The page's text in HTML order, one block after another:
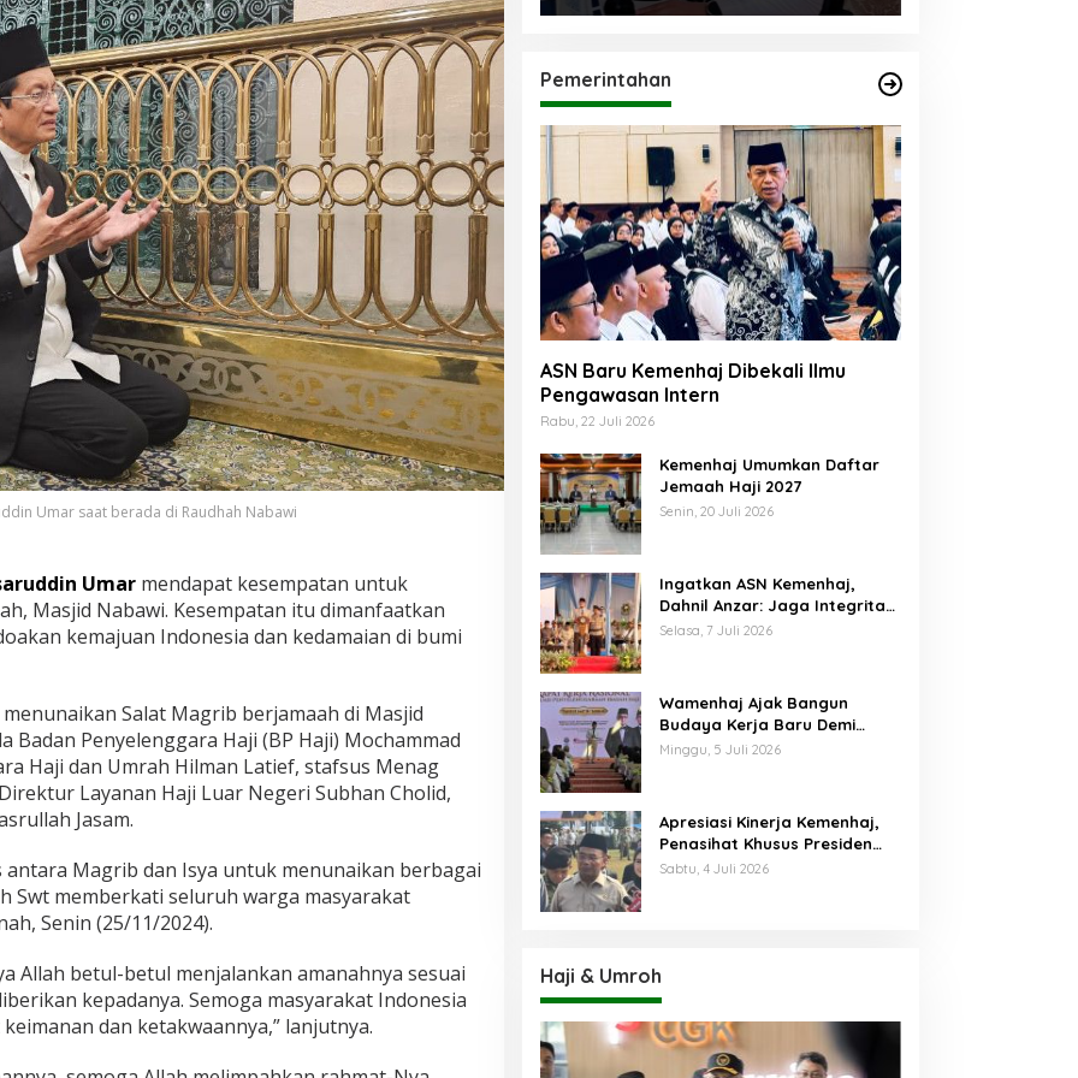
Umar saat berada di Raudhah Nabawi
Umar mendapat kesempatan untuk
Masjid Nabawi. Kesempatan itu dimanfaatkan
kemajuan Indonesia dan kedamaian di bumi
Salat Magrib berjamaah di Masjid
Badan Penyelenggara Haji (BP Haji) Mochammad
Haji dan Umrah Hilman Latief, stafsus Menag
Layanan Haji Luar Negeri Subhan Cholid,
Jasam.
antara Magrib dan Isya untuk menunaikan berbagai
Swt memberkati seluruh warga masyarakat
Senin (25/11/2024).
Allah betul-betul menjalankan amanahnya sesuai
kepadanya. Semoga masyarakat Indonesia
dan ketakwaannya,” lanjutnya.
Pemerintahan
ASN Baru Kemenhaj Dibekali Ilmu
Pengawasan Intern
Rabu, 22 Juli 2026
Kemenhaj Umumkan Daftar
Jemaah Haji 2027
Senin, 20 Juli 2026
Ingatkan ASN Kemenhaj,
Dahnil Anzar: Jaga Integritas,
Hentikan Praktik Menjadikan
Selasa, 7 Juli 2026
Wamenhaj Ajak Bangun
Budaya Kerja Baru Demi
Pelayanan Terbaik bagi
Minggu, 5 Juli 2026
Apresiasi Kinerja Kemenhaj,
Penasihat Khusus Presiden
Nilai Transisi
Sabtu, 4 Juli 2026
Haji & Umroh